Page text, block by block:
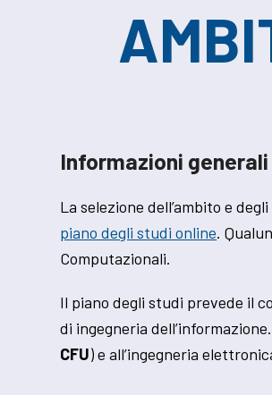
Informazioni generali
La selezione dell’ambito e
piano degli studi online.
Computazionali.
Il piano degli studi prevede il
di ingegneria
CFU) e all’ingegneria